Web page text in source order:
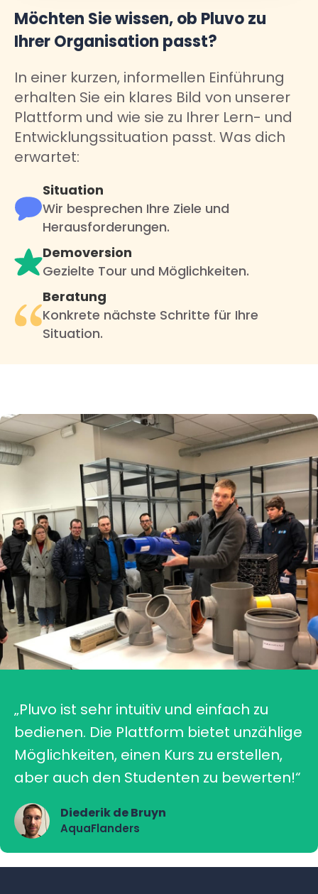
Möchten Sie wissen, ob Pluvo zu
Ihrer Organisation passt?
In einer kurzen, informellen Einführung
erhalten Sie ein klares Bild von unserer
Plattform und wie sie zu Ihrer Lern- und
Entwicklungssituation passt. Was dich
erwartet:
Situation
Wir besprechen Ihre Ziele und
Herausforderungen.
Demoversion
Gezielte Tour und Möglichkeiten.
Beratung
Konkrete nächste Schritte für Ihre
Situation.
„Pluvo ist sehr intuitiv und einfach zu
bedienen. Die Plattform bietet unzählige
Möglichkeiten, einen Kurs zu erstellen,
aber auch den Studenten zu bewerten!“
Diederik de Bruyn
AquaFlanders